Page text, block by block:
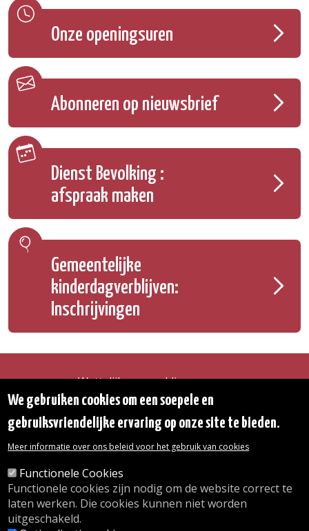
Onze openingsuren
Abonneren op nieuwsbrief
Dienst Bevolking :
afspraak maken
Gemeentelijke
kinderdagverblijven:
Inschrijvingen
Wettelijke vermeldingen
Toegankelijkheidsverklaring
Toegang tot het Gemeentehuis
De gemeente diensten
Contact
© 2026 Gemeente Oudergem
We gebruiken cookies om een soepele en
gebruiksvriendelijke ervaring op onze site te bieden.
Meer informatie over ons beleid voor het gebruik van cookies
Functionele Cookies
Functionele cookies zijn nodig om de website correct te
laten werken. Die cookies kunnen niet worden
uitgeschakeld.